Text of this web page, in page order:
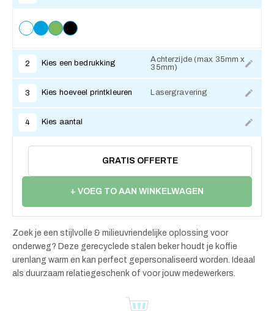
2 Kies een bedrukking
Achterzijde (max 35mm x
35mm)
3 Kies hoeveel printkleuren Lasergravering
4 Kies aantal
GRATIS OFFERTE
+ VOEG TO AAN WINKELWAGEN
Zoek je een stijlvolle & milieuvriendelijke oplossing voor
onderweg? Deze gerecyclede stalen beker houdt je koffie
urenlang warm en kan perfect gepersonaliseerd worden. Ideaal
als duurzaam relatiegeschenk of voor jouw medewerkers.